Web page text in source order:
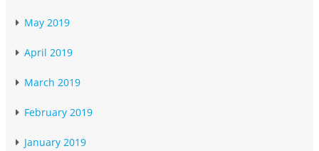
May 2019
April 2019
March 2019
February 2019
January 2019